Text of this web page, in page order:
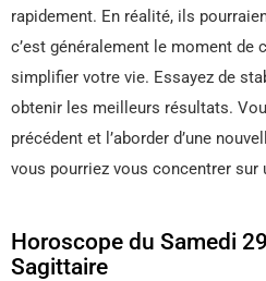
rapidement. En réalité, ils
c’est généralement le moment de
simplifier votre vie. Essayez de
obtenir les meilleurs résultats.
précédent et l’aborder d’une
vous pourriez vous concentrer sur
Horoscope du Samedi
Sagittaire